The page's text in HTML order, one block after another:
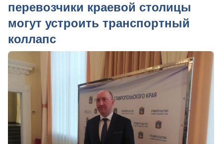
перевозчики краевой столицы
могут устроить транспортный
коллапс